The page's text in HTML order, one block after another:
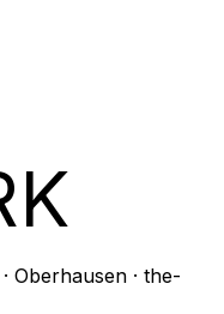
Oberhausen · the-